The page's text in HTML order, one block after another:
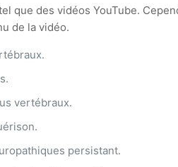
que des vidéos YouTube.
de la vidéo.
vertébraux.
persistant.